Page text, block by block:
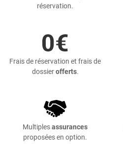
réservation.
Frais de réservation et frais de
dossierofferts.
Multiplesassurances
proposées en option.